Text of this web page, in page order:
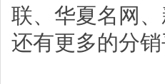
联、华夏名网
还有更多的分